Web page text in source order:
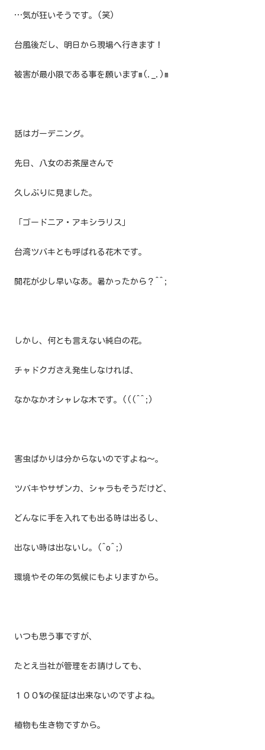
…気が狂いそうです。(笑)
台風後だし、明日から現場へ行きます！
被害が最小限である事を願いますm(._.)m
話はガーデニング。
先日、八女のお茶屋さんで
久しぶりに見ました。
「ゴードニア・アキシラリス」
台湾ツバキとも呼ばれる花木です。
開花が少し早いなあ。暑かったから？^^;
しかし、何とも言えない純白の花。
チャドクガさえ発生しなければ、
なかなかオシャレな木です。(((^^;)
害虫ばかりは分からないのですよね～。
ツバキやサザンカ、シャラもそうだけど、
どんなに手を入れても出る時は出るし、
出ない時は出ないし。(^o^;)
環境やその年の気候にもよりますから。
いつも思う事ですが、
たとえ当社が管理をお請けしても、
１００%の保証は出来ないのですよね。
植物も生き物ですから。